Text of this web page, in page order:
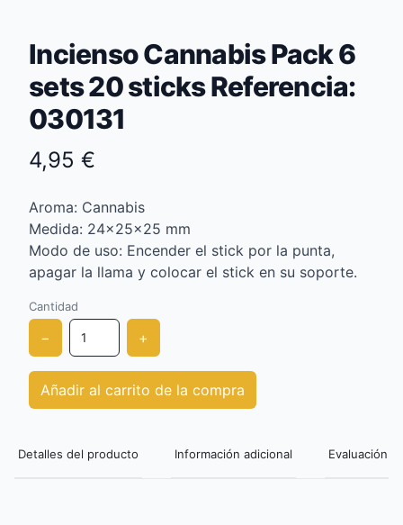
Incienso Cannabis Pack 6
sets 20 sticks Referencia:
030131
4,95 €
Aroma: Cannabis
Medida: 24x25x25 mm
Modo de uso: Encender el stick por la punta,
apagar la llama y colocar el stick en su soporte.
Cantidad
− +
Añadir al carrito de la compra
Detalles del producto Información adicional Evaluación